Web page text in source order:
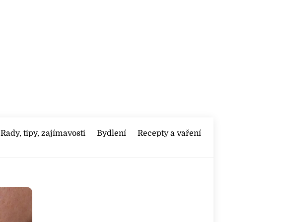
Rady, tipy, zajímavosti Bydlení Recepty a vaření